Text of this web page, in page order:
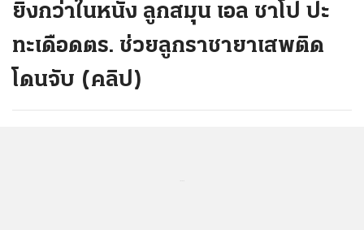
ยิ่งกว่าในหนัง ลูกสมุน เอล ชาโป ปะ
ทะเดือดตร. ช่วยลูกราชายาเสพติด
โดนจับ (คลิป)